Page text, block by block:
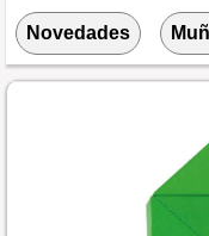
Novedades